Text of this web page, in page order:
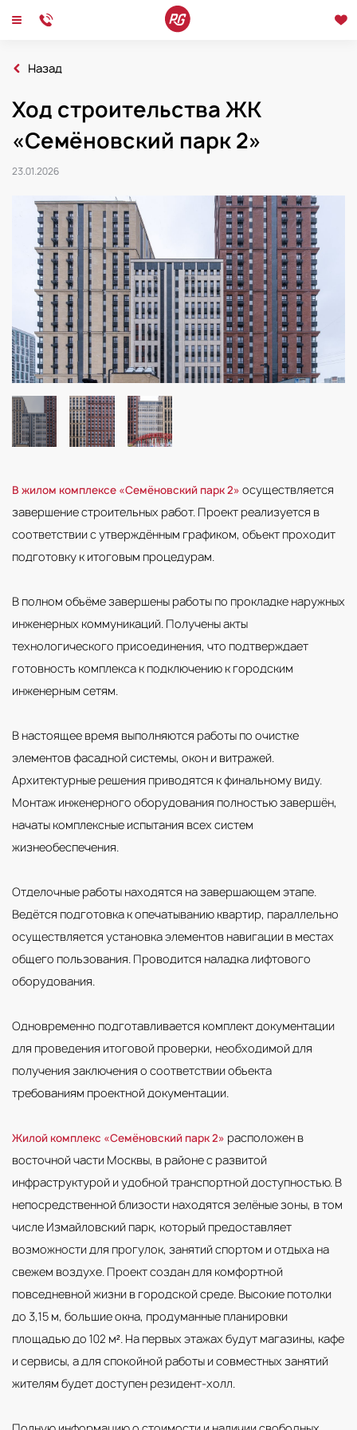
2026
Ход строительства ЖК «Семёновский парк 2»
Новости Интервью Мероприятия
Назад
Ход строительства ЖК
«Семёновский парк 2»
23.01.2026
В жилом комплексе «Семёновский парк 2» осуществляется
завершение строительных работ. Проект реализуется в
соответствии с утверждённым графиком, объект проходит
подготовку к итоговым процедурам.
В полном объёме завершены работы по прокладке наружных
инженерных коммуникаций. Получены акты
технологического присоединения, что подтверждает
готовность комплекса к подключению к городским
инженерным сетям.
В настоящее время выполняются работы по очистке
элементов фасадной системы, окон и витражей.
Архитектурные решения приводятся к финальному виду.
Монтаж инженерного оборудования полностью завершён,
начаты комплексные испытания всех систем
жизнеобеспечения.
Отделочные работы находятся на завершающем этапе.
Ведётся подготовка к опечатыванию квартир, параллельно
осуществляется установка элементов навигации в местах
общего пользования. Проводится наладка лифтового
оборудования.
Одновременно подготавливается комплект документации
для проведения итоговой проверки, необходимой для
получения заключения о соответствии объекта
требованиям проектной документации.
Жилой комплекс «Семёновский парк 2» расположен в
восточной части Москвы, в районе с развитой
инфраструктурой и удобной транспортной доступностью. В
непосредственной близости находятся зелёные зоны, в том
числе Измайловский парк, который предоставляет
возможности для прогулок, занятий спортом и отдыха на
свежем воздухе. Проект создан для комфортной
повседневной жизни в городской среде. Высокие потолки
до 3,15 м, большие окна, продуманные планировки
площадью до 102 м². На первых этажах будут магазины, кафе
и сервисы, а для спокойной работы и совместных занятий
жителям будет доступен резидент-холл.